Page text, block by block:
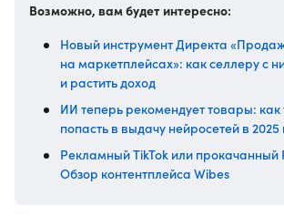
Возможно, вам будет интересно:
Новый инструмент Директа
на маркетплейсах»: как селлеру с
и растить доход
ИИ теперь рекомендует товары:
попасть в выдачу нейросетей в 2025
Рекламный TikTok или прокачанный
Обзор контентплейса Wibes